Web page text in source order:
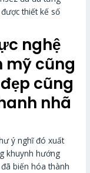
thiết kế số
nghệ
mỹ cũng
cũng
nhã
ý nghĩ đó xuất
khuynh hướng
biến hóa thành